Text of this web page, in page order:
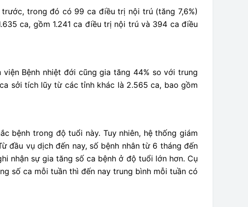
trong đó có 99 ca điều trị nội trú (tăng 7,6%)
ca, gồm 1.241 ca điều trị nội trú và 394 ca điều
Bệnh nhiệt đới cũng gia tăng 44% so với trung
sởi tích lũy từ các tỉnh khác là 2.565 ca, bao gồm
bệnh trong độ tuổi này. Tuy nhiên, hệ thống giám
đầu vụ dịch đến nay, số bệnh nhân từ 6 tháng đến
nhận sự gia tăng số ca bệnh ở độ tuổi lớn hơn. Cụ
số ca mỗi tuần thì đến nay trung bình mỗi tuần có